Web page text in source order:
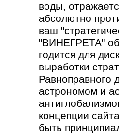
воды,
абсолютно
ваш
"ВИНЕГРЕТА"
годится для
выработки
астрономом и
концепции
быть